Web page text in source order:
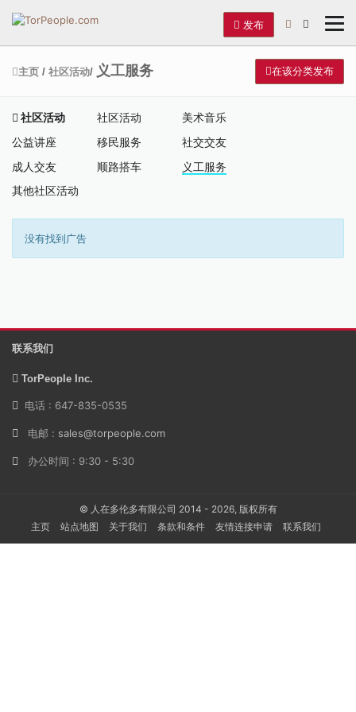
发布
主页 / 社区活动/ 义工服务 在该分类发布
社区活动 社区活动
美术音乐
公益讲座
移民服务
社交交友
成人交友
顺路搭车
义工服务
其他社区活动
没有找到广告
联系我们
TorPeople Inc.
电话 : 647-835-0535
电邮 : sales@torpeople.com
办公时间 : 9:30 - 5:30
© 人在多伦多有限公司 2014 - 2026, 版权所有
主页
站点地图 关于我们 条款和条件 友情连接申请 联系我们